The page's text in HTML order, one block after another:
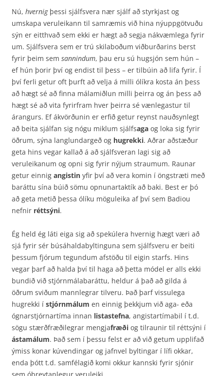
Nú, hvernigþessi sjálfsvera nær sjálf að styrkjast og
umskapa veruleikann til samræmis við hina nýuppgötvuðu
sýn er eitthvað sem ekki er hægt að segja nákvæmlega fyrir
um. Sjálfsvera sem er trú skilaboðum viðburðarins berst
fyrir þeim sem sannindum, þau eru sú hugsjón sem hún –
ef hún þorir því og endist til þess – er tilbúin að lifa fyrir. Í
því ferli getur oft þurft að velja á milli ólíkra kosta án þess
að hægt sé að finna málamiðlun milli þeirra og án þess að
hægt sé að vita fyrirfram hver þeirra sé vænlegastur til
árangurs. Ef ákvörðunin er erfið getur reynst nauðsynlegt
að beita sjálfan sig nógu miklum sjálfsaga og loka sig fyrir
öðrum, sýna langlundargeð og hugrekki. Aðrar aðstæður
geta hins vegar kallað á að sjálfsveran lagi sig að
veruleikanum og opni sig fyrir nýjum straumum. Raunar
getur einnig angistin yfir því að vera komin í öngstræti með
baráttu sína búið sömu opnunartaktík að baki. Best er þó
að geta metið þessa ólíku möguleika af því sem Badiou
nefnir réttsýni.
Ég held ég láti eiga sig að spekúlera hvernig hægt væri að
sjá fyrir sér búsáhaldabyltinguna sem sjálfsveru er beiti
þessum fjórum tegundum afstöðu til eigin starfs. Hins
vegar þarf að halda því til haga að þetta módel er alls ekki
bundið við stjórnmálabaráttu, heldur á það að gilda á
öðrum sviðum mannlegrar tilveru. Það þarf vissulega
hugrekki í stjórnmálum en einnig þekkjum við aga- eða
ógnarstjórnartíma innan listastefna, angistartímabil í t.d.
sögu stærðfræðilegrar mengjafræði og tilraunir til réttsýni í
ástamálum. Það sem í þessu felst er að við getum upplifað
ýmiss konar kúvendingar og jafnvel byltingar í lífi okkar,
enda þótt t.d. samfélagið komi okkur kannski fyrir sjónir